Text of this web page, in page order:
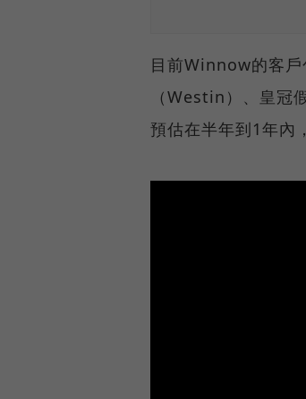
目前Winnow的客
（Westin）、皇冠
預估在半年到1年內